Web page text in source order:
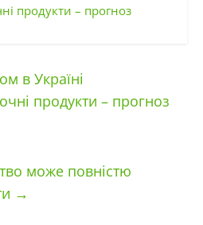
продукти – прогноз
в Україні
продукти – прогноз
може повністю
→